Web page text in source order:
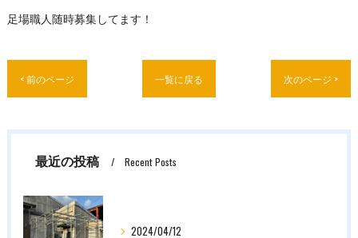
足場職人随時募集してます！
< 前のページ 一覧に戻る 次のページ >
最近の投稿 Recent Posts
2024/04/12